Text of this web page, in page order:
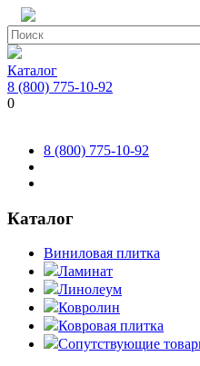
Каталог
8 (800) 775-10-92
0
8 (800) 775-10-92
Каталог
Виниловая плитка
Ламинат
Линолеум
Ковролин
Ковровая плитка
Сопутствующие